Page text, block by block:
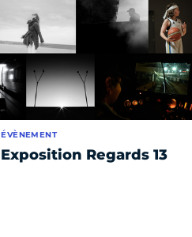
Exposition Regards 13
ÉVÈNEMENT